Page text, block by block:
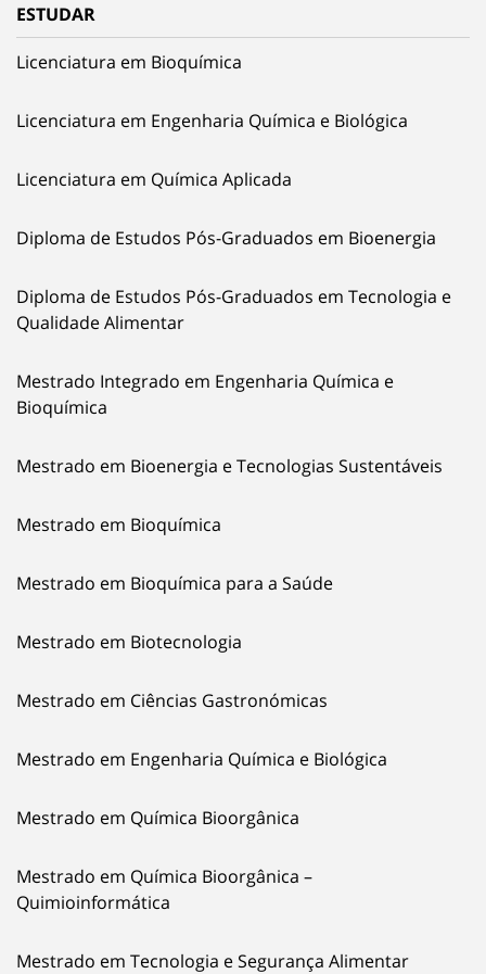
ESTUDAR
Licenciatura em Bioquímica
Licenciatura em Engenharia Química e Biológica
Licenciatura em Química Aplicada
Diploma de Estudos Pós-Graduados em Bioenergia
Diploma de Estudos Pós-Graduados em Tecnologia e
Qualidade Alimentar
Mestrado Integrado em Engenharia Química e
Bioquímica
Mestrado em Bioenergia e Tecnologias Sustentáveis
Mestrado em Bioquímica
Mestrado em Bioquímica para a Saúde
Mestrado em Biotecnologia
Mestrado em Ciências Gastronómicas
Mestrado em Engenharia Química e Biológica
Mestrado em Química Bioorgânica
Mestrado em Química Bioorgânica –
Quimioinformática
Mestrado em Tecnologia e Segurança Alimentar